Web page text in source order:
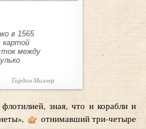
в 1565
картой
между
Гордон Миллер
зная, что и корабли и
отнимавший три-четыре